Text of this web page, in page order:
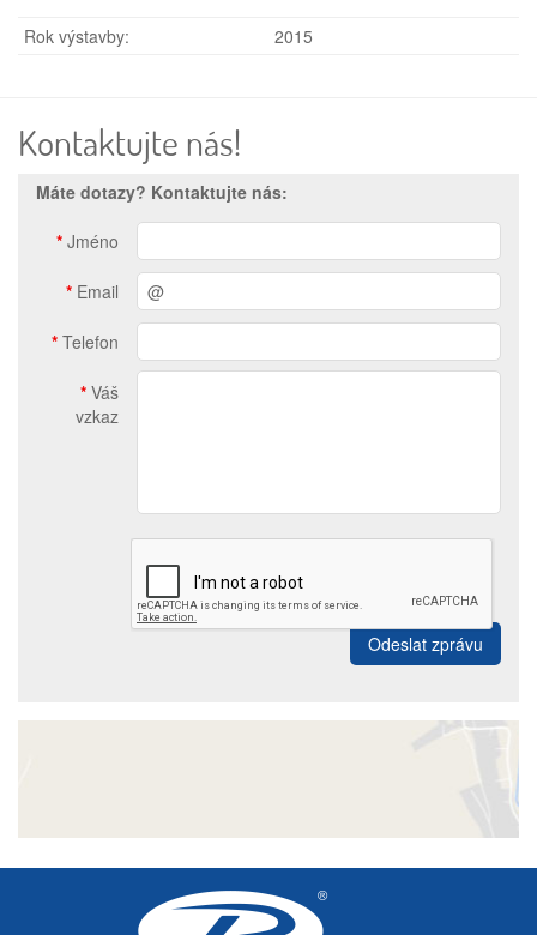
Rok výstavby: 2015
Kontaktujte nás!
Máte dotazy? Kontaktujte nás:
* Jméno
* Email
* Telefon
* Váš
vzkaz